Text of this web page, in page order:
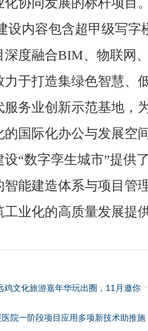
协同发展的标杆项目
设内容包含超甲级写字
深度融合BIM、物联网
力于打造集绿色智慧、
务业创新示范基地，
国际化办公与发展空
“数字孪生城市”提供
能建造体系与项目管
业化的高质量发展提
鸡文化旅游嘉年华玩出圈，11月邀你
院一阶段项目应用多项新技术助推施